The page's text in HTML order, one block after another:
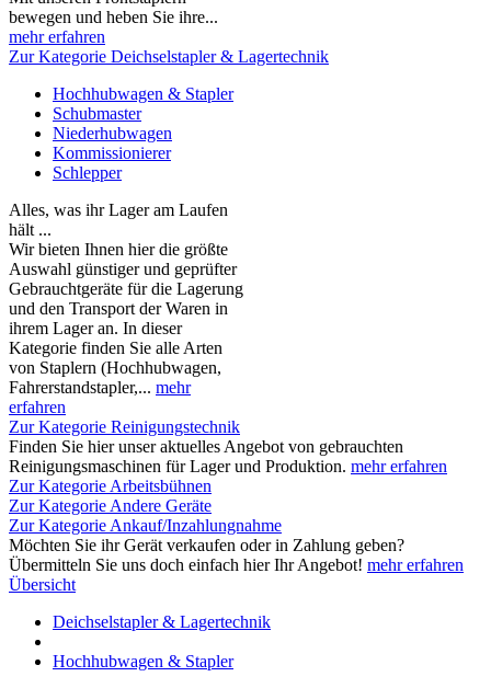
bewegen und heben Sie ihre...
mehr erfahren
Zur Kategorie Deichselstapler & Lagertechnik
Hochhubwagen & Stapler
Schubmaster
Niederhubwagen
Kommissionierer
Schlepper
Alles, was ihr Lager am Laufen
hält ...
Wir bieten Ihnen hier die größte
Auswahl günstiger und geprüfter
Gebrauchtgeräte für die Lagerung
und den Transport der Waren in
ihrem Lager an. In dieser
Kategorie finden Sie alle Arten
von Staplern (Hochhubwagen,
Fahrerstandstapler,... mehr
erfahren
Zur Kategorie Reinigungstechnik
Finden Sie hier unser aktuelles Angebot von gebrauchten
Reinigungsmaschinen für Lager und Produktion. mehr erfahren
Zur Kategorie Arbeitsbühnen
Zur Kategorie Andere Geräte
Zur Kategorie Ankauf/Inzahlungnahme
Möchten Sie ihr Gerät verkaufen oder in Zahlung geben?
Übermitteln Sie uns doch einfach hier Ihr Angebot! mehr erfahren
Übersicht
Deichselstapler & Lagertechnik
Hochhubwagen & Stapler